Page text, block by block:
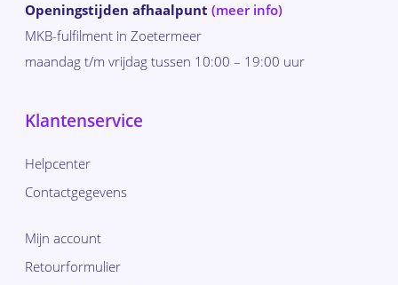
Openingstijden afhaalpunt (meer info)
MKB-fulfilment in Zoetermeer
maandag t/m vrijdag tussen 10:00 – 19:00 uur
Klantenservice
Helpcenter
Contactgegevens
Mijn account
Retourformulier